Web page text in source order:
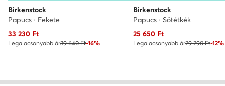
Birkenstock
Papucs · Fekete
Aktuális ár
33 230 Ft
Legalacsonyabb ár39 640 Ft-16%
Birkenstock
Papucs · Sötétkék
Aktuális ár
25 650Ft
Legalacsonyabb ár29 290 Ft-12%